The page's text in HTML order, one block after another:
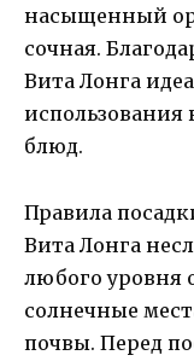
насыщенный
сочная.
Вита Лонга
использования
блюд.
Правила
Вита Лонга
любого уровня
солнечные
почвы. Перед